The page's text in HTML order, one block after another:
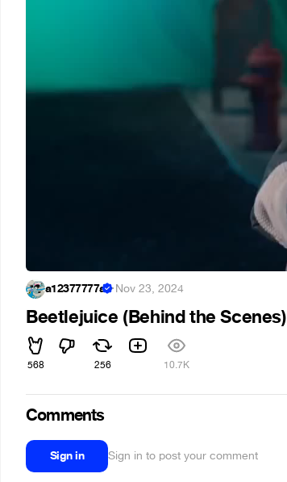
a12377777a ·Nov 23, 2024
Beetlejuice (Behind the Scenes)
568 256 10.7K
Comments
Sign in Sign in to post your comment